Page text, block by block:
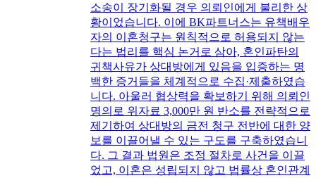
소송이 장기화될 경우 의뢰인에게 불리한 상
황이었습니다. 이에 BK파트너스는 유책배우
자의 이혼청구는 원칙적으로 허용되지 않는
다는 법리를 핵심 논거로 삼아, 혼인파탄의
귀책사유가 상대방에게 있음을 입증하는 명
백한 증거들을 체계적으로 수집·제출하였습
니다. 아울러 협상력을 확보하기 위해 의뢰인
명의로 위자료 3,000만 원 반소를 전략적으로
제기하여 상대방의 금전 청구 전반에 대한 양
보를 이끌어낼 수 있는 구도를 구축하였습니
다. 그 결과 법원은 조정 절차로 사건을 이끌
었고, 이혼은 성립되지 않고 법률상 혼인관계